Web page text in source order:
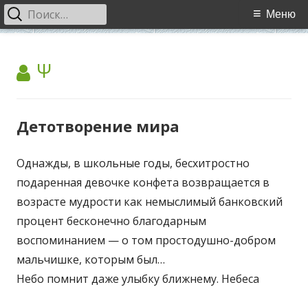
содержимому
Основное
Меню
Найти:
АВТОР:
Ψ
Детотворение мира
Однажды, в школьные годы, бесхитростно
подаренная девочке конфета возвращается в
возрасте мудрости как немыслимый банковский
процент бесконечно благодарным
воспоминанием — о том простодушно-добром
мальчишке, которым был…
Небо помнит даже улыбку ближнему. Небеса